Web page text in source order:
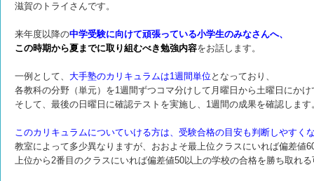
滋賀のトライさんです。
来年度以降の中学受験に向けて頑張っている小学生のみなさんへ、
この時期から夏までに取り組むべき勉強内容をお話します。
一例として、 大手塾のカリキュラムは1週間単位 となっており、
各教科の分野（単元）を1週間ずつコマ分けして月曜日から土曜日にか
そして、最後の日曜日に確認テストを実施し、1週間の成果を確認します
このカリキュラムについていける方は、受験合格の目安も判断しやすく
教室によって多少異なりますが、おおよそ最上位クラスにいれば偏差値
上位から2番目のクラスにいれば偏差値50以上の学校の合格を勝ち取れ